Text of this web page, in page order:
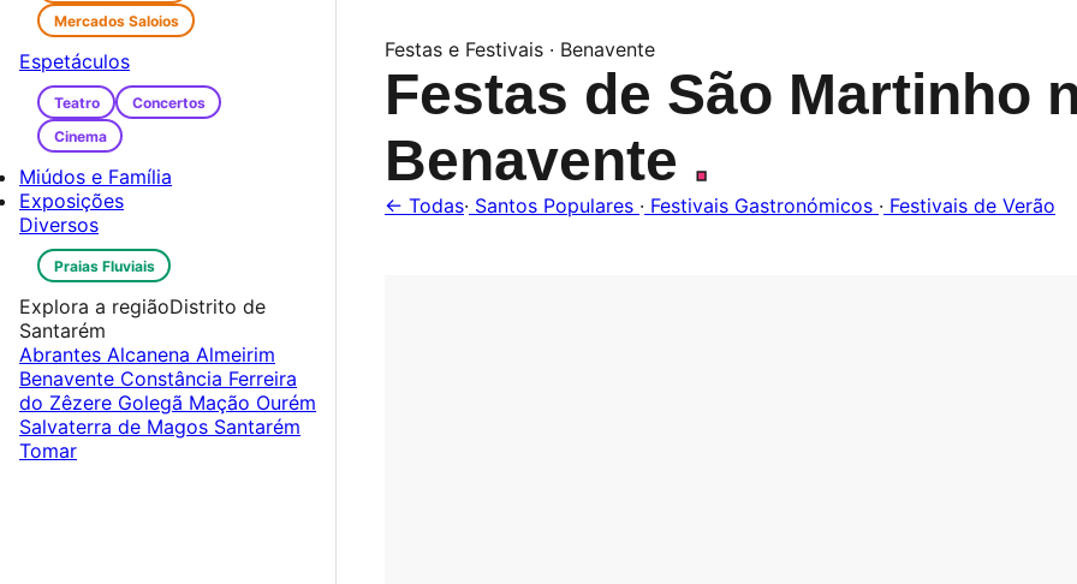
Festas e Festivais · Benavente
Festas de São Martinho
Benavente .
← Todas· Santos Populares · Festivais Gastronómicos · Festivais de Verão
Mercados Saloios
Espetáculos
Teatro
Concertos
Cinema
Miúdos e Família
Exposições
Diversos
Praias Fluviais
Explora a regiãoDistrito de
Santarém
Abrantes Alcanena Almeirim
Benavente Constância Ferreira
do Zêzere Golegã Mação Ourém
Salvaterra de Magos Santarém
Tomar